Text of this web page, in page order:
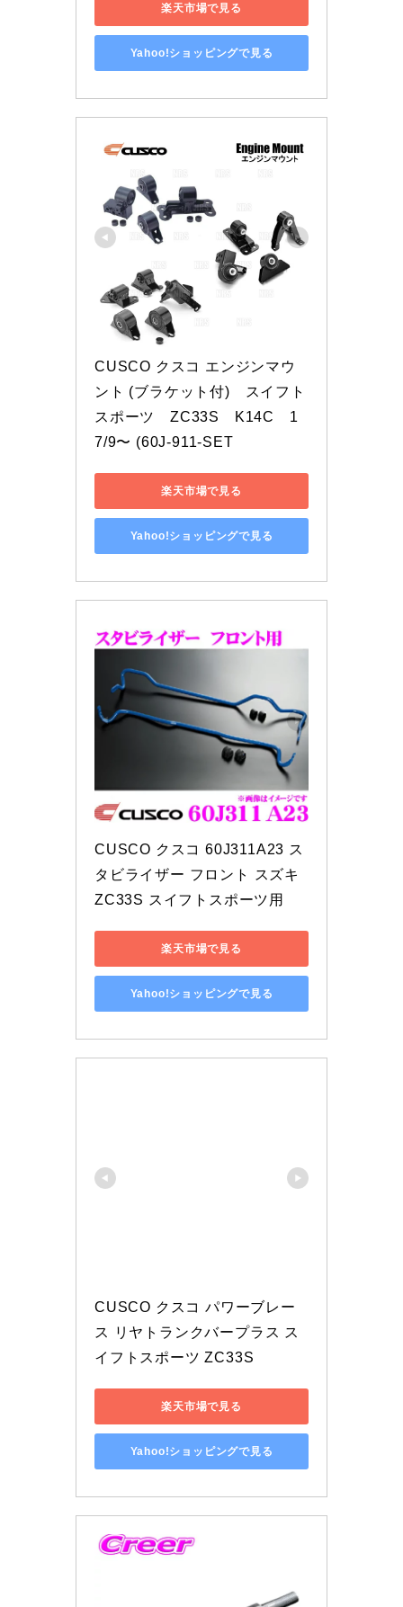
楽天市場で見る
Yahoo!ショッピングで見る
CUSCO クスコ エンジンマウ
ント (ブラケット付)　スイフト
スポーツ　ZC33S　K14C　1
7/9〜 (60J-911-SET
楽天市場で見る
Yahoo!ショッピングで見る
CUSCO クスコ 60J311A23 ス
タビライザー フロント スズキ
ZC33S スイフトスポーツ用
楽天市場で見る
Yahoo!ショッピングで見る
CUSCO クスコ パワーブレー
ス リヤトランクバープラス ス
イフトスポーツ ZC33S
楽天市場で見る
Yahoo!ショッピングで見る